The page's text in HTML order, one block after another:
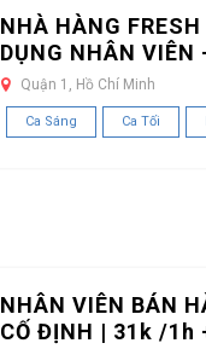
NHÀ HÀNG
DỤNG NHÂN
Quận 1, Hồ Chí Minh
Ca Sáng Ca Tối
NHÂN VIÊN BÁN
CỐ ĐỊNH | 31k /1h